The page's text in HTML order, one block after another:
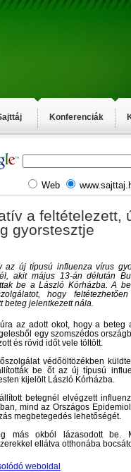
Konferenciák
Web
a feltételezett,
gyorstesztje
az új típusú influenza vírus
akit május 13-án délután
be a László Kórházba. A
hogy
beteg jelentkezett nála.
az adott okot, hogy a beteg
egy szomszédos
és rövid időt vele töltött.
védőöltözékben
be őt az új típusú
kijelölt László Kórházba.
betegnél elvégzett
mind az Országos
megbetegedés lehetőségét.
más okból lázasodott be.
ellátva otthonába
weboldal